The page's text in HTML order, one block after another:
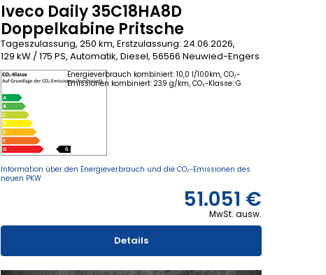
Iveco Daily 35C18HA8D
Doppelkabine Pritsche
Tageszulassung, 250 km, Erstzulassung: 24.06.2026,
129 kW / 175 PS, Automatik, Diesel, 56566 Neuwied-Engers
Energieverbrauch kombiniert: 10,0 l/100km, CO₂-
Emissionen kombiniert: 239 g/km, CO₂-Klasse: G
Information über den Energieverbrauch und die CO₂-Emissionen des
neuen PKW
51.051 €
MwSt. ausw.
Details